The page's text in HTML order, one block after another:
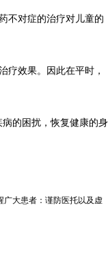
不对症的治疗对儿童的
效果。因此在平时，
的困扰，恢复健康的身
广大患者：谨防医托以及虚